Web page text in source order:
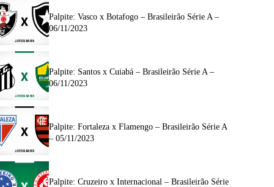
Palpite: Vasco x Botafogo – Brasileirão Série A –
06/11/2023
Palpite: Santos x Cuiabá – Brasileirão Série A –
06/11/2023
Palpite: Fortaleza x Flamengo – Brasileirão Série A
– 05/11/2023
Palpite: Cruzeiro x Internacional – Brasileirão Série